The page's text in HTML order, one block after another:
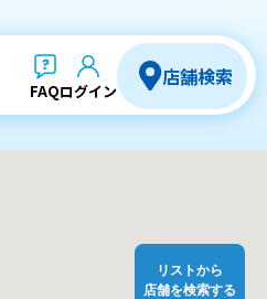
FAQログイン
店舗検索
リストから
店舗を検索する